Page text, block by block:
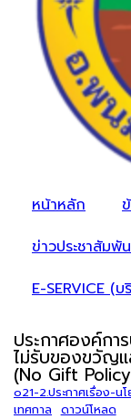
หน้าหลัก
ข่าวประชาสัมพั
E-SERVICE (
ประกาศองค์กา
ไม่รับของขวัญแ
(No Gift
o21-2.ประกาศเรื่อง-
เทศกาล ดาวน์โหลด